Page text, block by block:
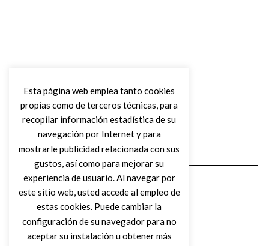
Esta página web emplea tanto cookies
propias como de terceros técnicas, para
recopilar información estadística de su
navegación por Internet y para
mostrarle publicidad relacionada con sus
gustos, así como para mejorar su
experiencia de usuario. Al navegar por
este sitio web, usted accede al empleo de
estas cookies. Puede cambiar la
configuración de su navegador para no
aceptar su instalación u obtener más